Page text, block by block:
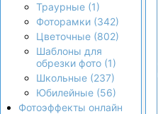
Траурные (1)
Фоторамки (342)
Цветочные (802)
Шаблоны для
обрезки фото (1)
Школьные (237)
Юбилейные (56)
Фотоэффекты онлайн